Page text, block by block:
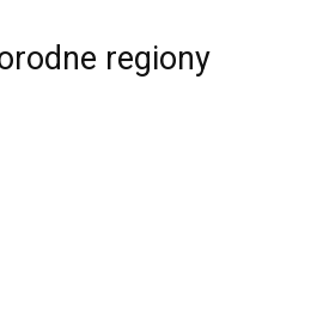
regiony